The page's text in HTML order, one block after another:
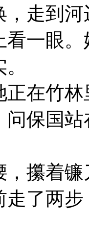
，走到
看一眼
竹林
问保国
攥着镰
两步